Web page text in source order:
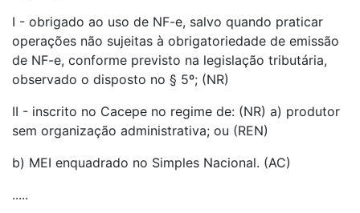
I - obrigado ao uso de NF-e, salvo quando praticar
operações não sujeitas à obrigatoriedade de emissão
de NF-e, conforme previsto na legislação tributária,
observado o disposto no § 5º; (NR)
II - inscrito no Cacepe no regime de: (NR) a) produtor
sem organização administrativa; ou (REN)
b) MEI enquadrado no Simples Nacional. (AC)
.....